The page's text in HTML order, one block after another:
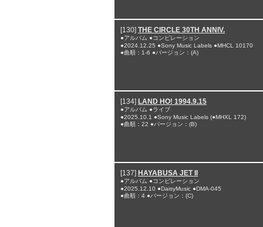
[130] THE CIRCLE 30TH ANNIV.
●アルバム ●コンピレーション
●2024.12.25 ●Sony Music Labels ●MHCL 10170
●曲順：1-6 ●バージョン：(A)
[134] LAND HO! 1994.9.15
●アルバム ●ライブ
●2025.10.1 ●Sony Music Labels (●MHXL 172)
●曲順：22 ●バージョン：(B)
[137] HAYABUSA JET II
●アルバム ●コンピレーション
●2025.12.10 ●DaisyMusic ●DMA-045
●曲順：4 ●バージョン：(C)